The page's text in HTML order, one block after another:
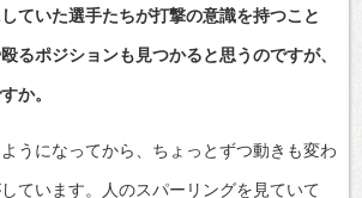
ていた選手たちが打撃の意識を持つこと
るポジションも見つかると思うのですが、
か。
うになってから、ちょっとずつ動きも変わ
ています。人のスパーリングを見ていて